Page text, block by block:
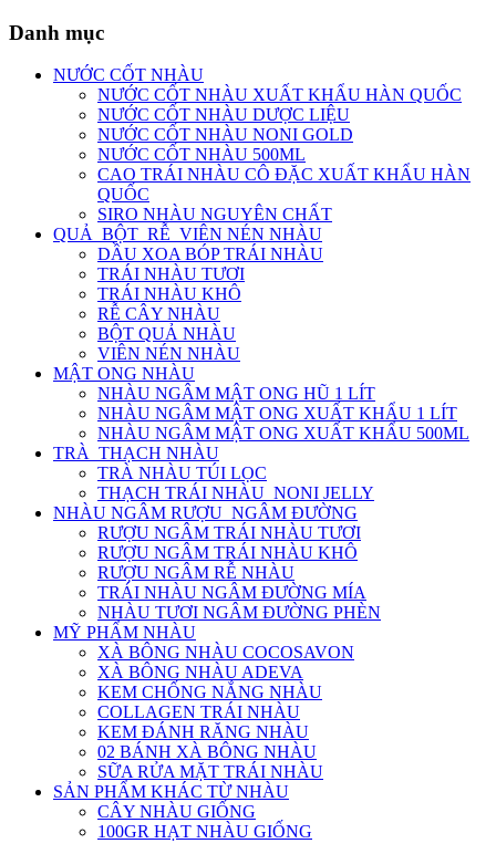
Danh mục
NƯỚC CỐT NHÀU
NƯỚC CỐT NHÀU XUẤT KHẨU HÀN QUỐC
NƯỚC CỐT NHÀU DƯỢC LIỆU
NƯỚC CỐT NHÀU NONI GOLD
NƯỚC CỐT NHÀU 500ML
CAO TRÁI NHÀU CÔ ĐẶC XUẤT KHẨU HÀN
QUỐC
SIRO NHÀU NGUYÊN CHẤT
QUẢ_BỘT_RỄ_VIÊN NÉN NHÀU
DẦU XOA BÓP TRÁI NHÀU
TRÁI NHÀU TƯƠI
TRÁI NHÀU KHÔ
RỄ CÂY NHÀU
BỘT QUẢ NHÀU
VIÊN NÉN NHÀU
MẬT ONG NHÀU
NHÀU NGÂM MẬT ONG HŨ 1 LÍT
NHÀU NGÂM MẬT ONG XUẤT KHẨU 1 LÍT
NHÀU NGÂM MẬT ONG XUẤT KHẨU 500ML
TRÀ_THẠCH NHÀU
TRÀ NHÀU TÚI LỌC
THẠCH TRÁI NHÀU_NONI JELLY
NHÀU NGÂM RƯỢU_NGÂM ĐƯỜNG
RƯỢU NGÂM TRÁI NHÀU TƯƠI
RƯỢU NGÂM TRÁI NHÀU KHÔ
RƯỢU NGÂM RỄ NHÀU
TRÁI NHÀU NGÂM ĐƯỜNG MÍA
NHÀU TƯƠI NGÂM ĐƯỜNG PHÈN
MỸ PHẨM NHÀU
XÀ BÔNG NHÀU COCOSAVON
XÀ BÔNG NHÀU ADEVA
KEM CHỐNG NẮNG NHÀU
COLLAGEN TRÁI NHÀU
KEM ĐÁNH RĂNG NHÀU
02 BÁNH XÀ BÔNG NHÀU
SỮA RỬA MẶT TRÁI NHÀU
SẢN PHẨM KHÁC TỪ NHÀU
CÂY NHÀU GIỐNG
100GR HẠT NHÀU GIỐNG